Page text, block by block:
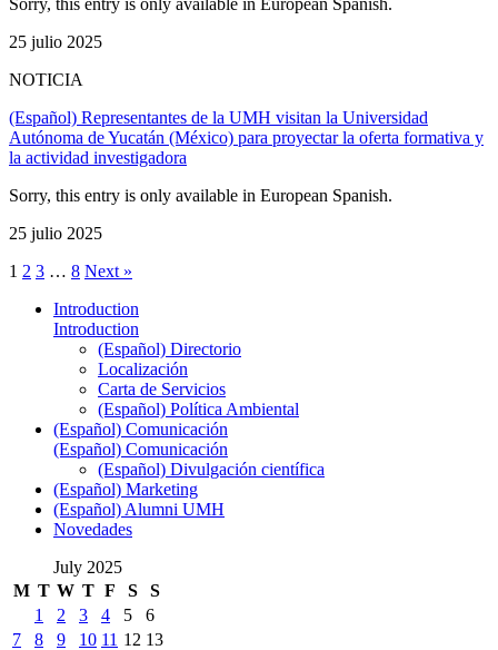
25 julio 2025
NOTICIA
(Español) Representantes de la UMH visitan la Universidad
Autónoma de Yucatán (México) para proyectar la oferta formativa y
la actividad investigadora
Sorry, this entry is only available in European Spanish.
25 julio 2025
1 2 3 … 8 Next »
Introduction
Introduction
(Español) Directorio
Localización
Carta de Servicios
(Español) Política Ambiental
(Español) Comunicación
(Español) Comunicación
(Español) Divulgación científica
(Español) Marketing
(Español) Alumni UMH
Novedades
July 2025
M T W T F S
S
1
2 3 4 5
6
7
8 9 10 11 12 13